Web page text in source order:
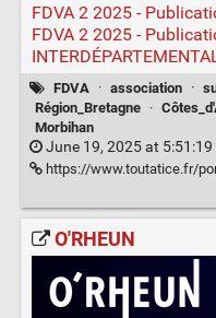
FDVA 2 2025 -
FDVA 2 2025 -
FDVA · association ·
Région_Bretagne
·
Morbihan
June 19, 2025 at 5:51:19
https://www.toutatice.fr/
O'RHEUN